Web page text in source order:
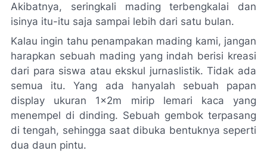
Akibatnya, seringkali mading terbengkalai dan
isinya itu-itu saja sampai lebih dari satu bulan.
Kalau ingin tahu penampakan mading kami, jangan
harapkan sebuah mading yang indah berisi kreasi
dari para siswa atau ekskul jurnaslistik. Tidak ada
semua itu. Yang ada hanyalah sebuah papan
display ukuran 1x2m mirip lemari kaca yang
menempel di dinding. Sebuah gembok terpasang
di tengah, sehingga saat dibuka bentuknya seperti
dua daun pintu.